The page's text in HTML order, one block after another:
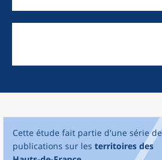
Cette étude fait partie d'une série de
publications sur les territoires des